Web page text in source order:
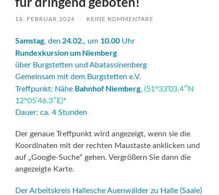
16. FEBRUAR 2024 / KEINE KOMMENTARE
Samstag, den 24.02. , um 10.00 Uhr
Rundexkursion um Niemberg
über Burgstetten und Abatassinenberg
Gemeinsam mit dem Burgstetten e.V.
Treffpunkt: Nähe Bahnhof Niemberg,(51°33’03.4″N
12°05’46.3″E)*
Dauer: ca. 4 Stunden
Der genaue Treffpunkt wird angezeigt, wenn sie die
Koordinaten mit der rechten Maustaste anklicken und
auf „Google-Suche“ gehen. Vergrößern Sie dann die
angezeigte Karte.
Der Arbeitskreis Hallesche Auenwälder zu Halle (Saale)